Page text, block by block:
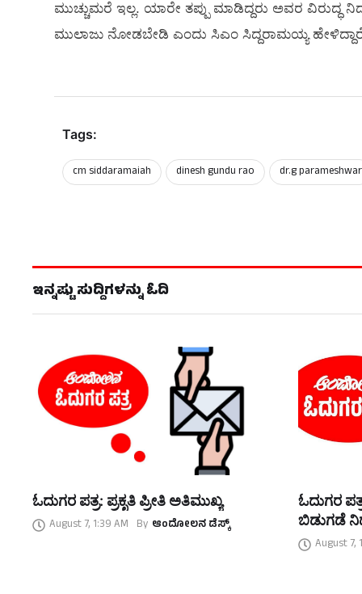
ಮುಚ್ಚುಮರೆ ಇಲ್ಲ. ಯಾರೇ ತಪ್ಪು ಮಾಡಿದ್ದರು ಅವರ ವಿರುದ್ಧ
ಮುಲಾಜು ನೋಡಬೇಡಿ ಎಂದು ಸಿಎಂ ಸಿದ್ದರಾಮಯ್ಯ
Tags:
cm siddaramaiah dinesh gundu rao dr.g parameshwar
ಇನ್ನಷ್ಟು ಸುದ್ದಿಗಳನ್ನು ಓದಿ
ಓದುಗರ ಪತ್ರ: ಪ್ರಕೃತಿ ಪ್ರೀತಿ ಅತಿಮುಖ್ಯ
August 7, 1:39 AM By ಆಂದೋಲನ ಡೆಸ್ಕ್
ಓದುಗರ
ಬಿಡುಗಡೆ
August 7,